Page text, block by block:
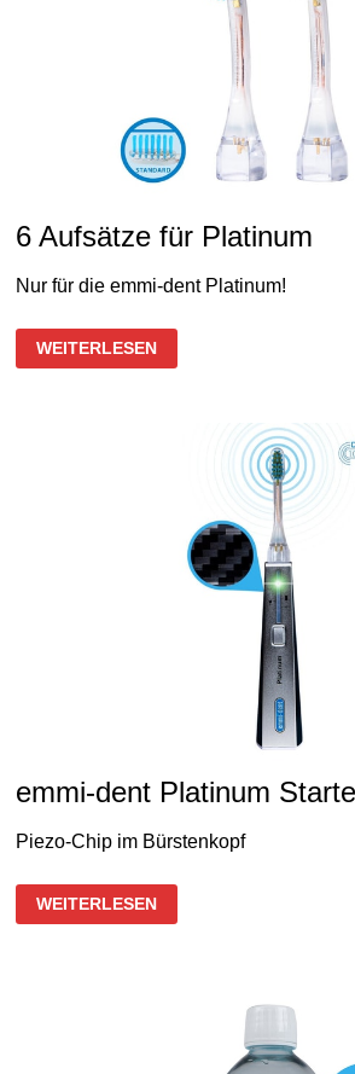
6 Aufsätze für Platinum
Nur für die emmi-dent Platinum!
6
AUFSÄTZE
FÜR
WEITERLESEN
emmi-dent Platinum
Piezo-Chip im Bürstenkopf
EMMI-
DENT
PLATINUM
WEITERLESEN